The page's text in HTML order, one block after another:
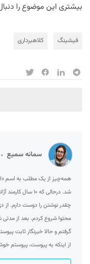
بیشتری این موضوع را
فیشینگ کلاهبرداری
سمانه سمیع
همه‌چیز از یک مطلب به اسم
شد. درحالی که ۱۰
محتوا شروع کردم. بعد از
گرفتم و حالا خبرنگار ثابت
از اینکه به پیوست، پیوستم